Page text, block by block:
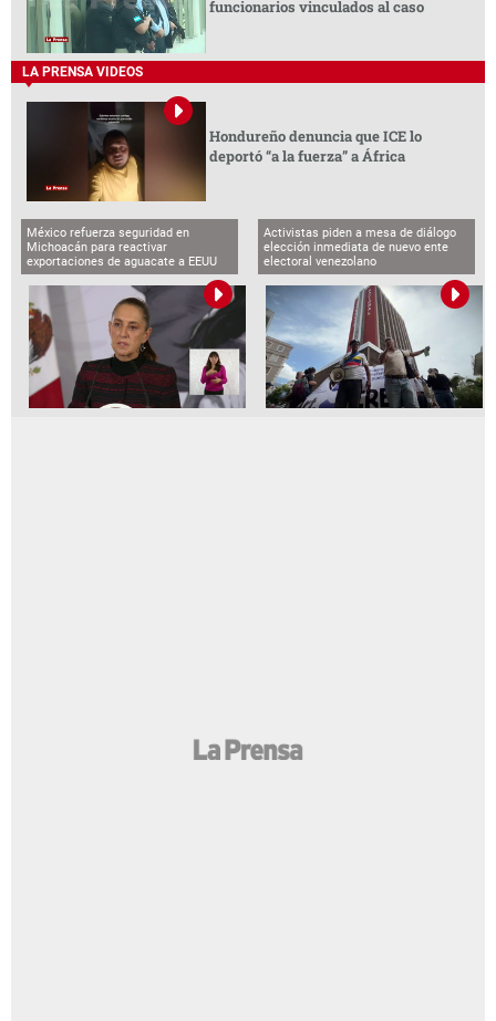
funcionarios vinculados al caso
LA PRENSA VIDEOS
Hondureño denuncia que ICE lo
deportó “a la fuerza” a África
México refuerza seguridad en
Michoacán para reactivar
exportaciones de aguacate a EEUU
Activistas piden a mesa de diálogo
elección inmediata de nuevo ente
electoral venezolano